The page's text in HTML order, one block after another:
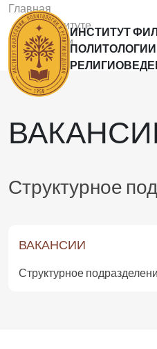
ИНСТИТУТ
ПОЛИТОЛОГИИ
Главная
Об институте
Вакансии
Структурное
ВАКАНСИИ
Структурное